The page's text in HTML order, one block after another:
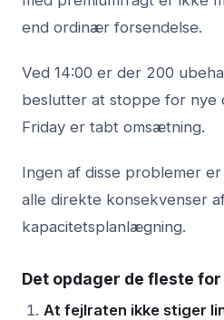
end ordinær forsendelse.
Ved 14:00 er der 200
beslutter at stoppe for nye
Friday er tabt omsætning.
Ingen af disse problemer
alle direkte konsekvenser
kapacitetsplanlægning.
Det opdager de fleste
At fejlraten ikke stiger